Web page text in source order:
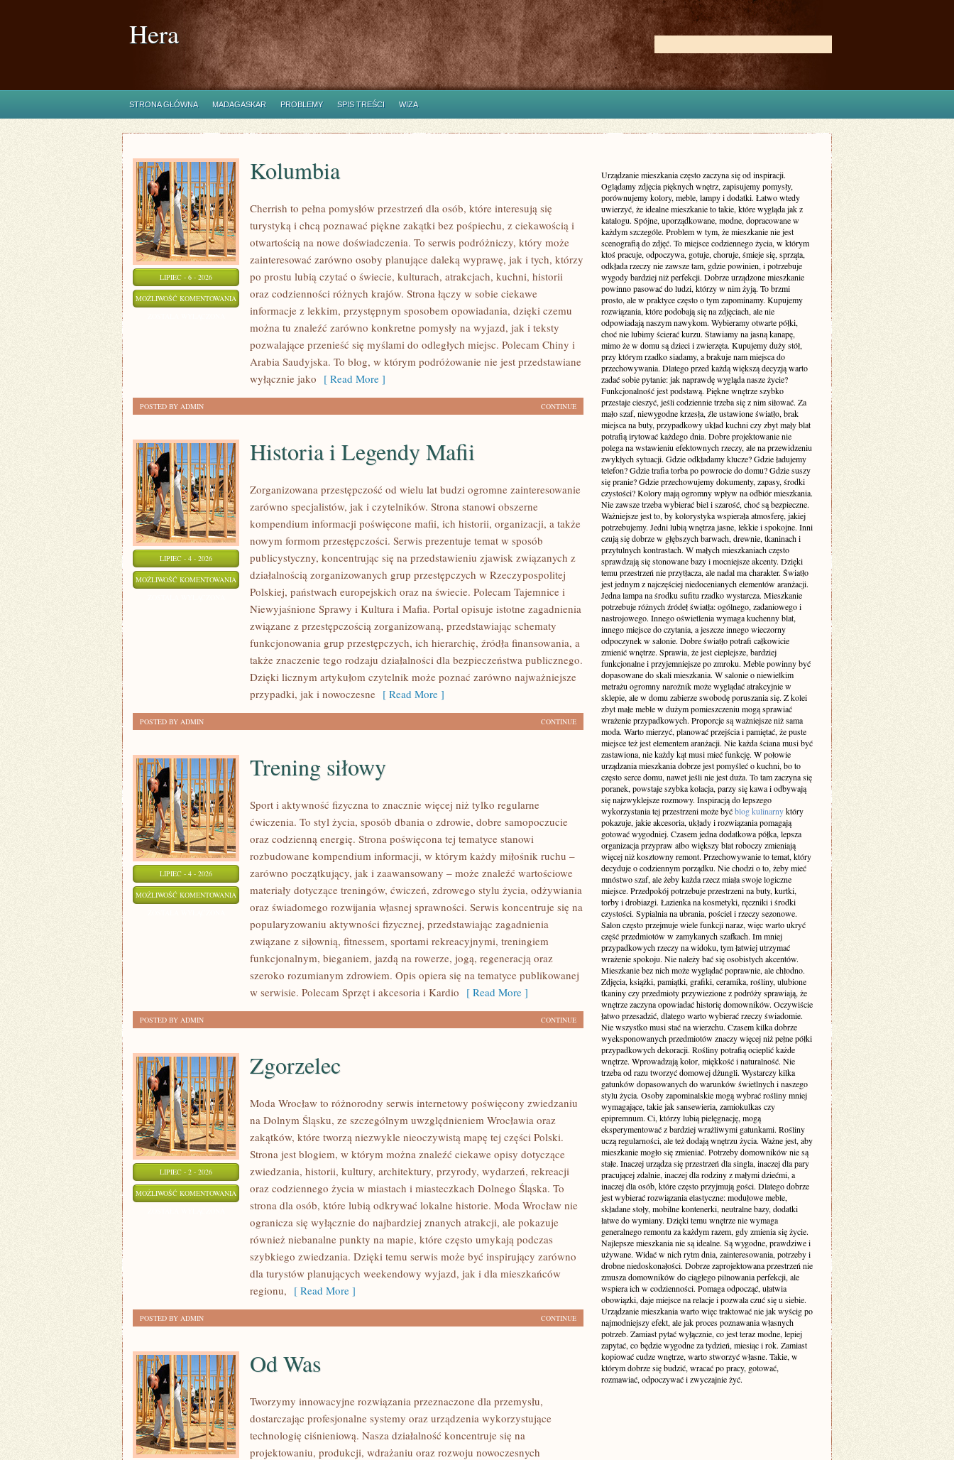
Hera
STRONA GŁÓWNA MADAGASKAR PROBLEMY SPIS TREŚCI WIZA
LIPIEC - 6 - 2026
MOŻLIWOŚĆ KOMENTOWANIA KOLUMBIA
Kolumbia
Cherrish to pełna pomysłów przestrzeń dla osób, które interesują się
turystyką i chcą poznawać piękne zakątki bez pośpiechu, z ciekawością i
otwartością na nowe doświadczenia. To serwis podróżniczy, który może
zainteresować zarówno osoby planujące daleką wyprawę, jak i tych, którzy
po prostu lubią czytać o świecie, kulturach, atrakcjach, kuchni, historii
oraz codzienności różnych krajów. Strona łączy w sobie ciekawe
informacje z lekkim, przystępnym sposobem opowiadania, dzięki czemu
można tu znaleźć zarówno konkretne pomysły na wyjazd, jak i teksty
pozwalające przenieść się myślami do odległych miejsc. Polecam Chiny i
Arabia Saudyjska. To blog, w którym podróżowanie nie jest przedstawiane
wyłącznie jako [ Read More ]
CONTINUE
POSTED BY ADMIN
LIPIEC - 4 - 2026
MOŻLIWOŚĆ KOMENTOWANIA HISTORIA
LEGENDY
MAFII
Historia i Legendy Mafii
Zorganizowana przestępczość od wielu lat budzi ogromne zainteresowanie
zarówno specjalistów, jak i czytelników. Strona stanowi obszerne
kompendium informacji poświęcone mafii, ich historii, organizacji, a także
nowym formom przestępczości. Serwis prezentuje temat w sposób
publicystyczny, koncentrując się na przedstawieniu zjawisk związanych z
działalnością zorganizowanych grup przestępczych w Rzeczypospolitej
Polskiej, państwach europejskich oraz na świecie. Polecam Tajemnice i
Niewyjaśnione Sprawy i Kultura i Mafia. Portal opisuje istotne zagadnienia
związane z przestępczością zorganizowaną, przedstawiając schematy
funkcjonowania grup przestępczych, ich hierarchię, źródła finansowania, a
także znaczenie tego rodzaju działalności dla bezpieczeństwa publicznego.
Dzięki licznym artykułom czytelnik może poznać zarówno najważniejsze
przypadki, jak i nowoczesne [ Read More ]
CONTINUE
POSTED BY ADMIN
LIPIEC - 4 - 2026
MOŻLIWOŚĆ KOMENTOWANIA TRENING
SIŁOWY
Trening siłowy
Sport i aktywność fizyczna to znacznie więcej niż tylko regularne
ćwiczenia. To styl życia, sposób dbania o zdrowie, dobre samopoczucie
oraz codzienną energię. Strona poświęcona tej tematyce stanowi
rozbudowane kompendium informacji, w którym każdy miłośnik ruchu –
zarówno początkujący, jak i zaawansowany – może znaleźć wartościowe
materiały dotyczące treningów, ćwiczeń, zdrowego stylu życia, odżywiania
oraz świadomego rozwijania własnej sprawności. Serwis koncentruje się na
popularyzowaniu aktywności fizycznej, przedstawiając zagadnienia
związane z siłownią, fitnessem, sportami rekreacyjnymi, treningiem
funkcjonalnym, bieganiem, jazdą na rowerze, jogą, regeneracją oraz
szeroko rozumianym zdrowiem. Opis opiera się na tematyce publikowanej
w serwisie. Polecam Sprzęt i akcesoria i Kardio [ Read More ]
CONTINUE
POSTED BY ADMIN
LIPIEC - 2 - 2026
MOŻLIWOŚĆ KOMENTOWANIA ZGORZELEC
Zgorzelec
Moda Wrocław to różnorodny serwis internetowy poświęcony zwiedzaniu
na Dolnym Śląsku, ze szczególnym uwzględnieniem Wrocławia oraz
zakątków, które tworzą niezwykle nieoczywistą mapę tej części Polski.
Strona jest blogiem, w którym można znaleźć ciekawe opisy dotyczące
zwiedzania, historii, kultury, architektury, przyrody, wydarzeń, rekreacji
oraz codziennego życia w miastach i miasteczkach Dolnego Śląska. To
strona dla osób, które lubią odkrywać lokalne historie. Moda Wrocław nie
ogranicza się wyłącznie do najbardziej znanych atrakcji, ale pokazuje
również niebanalne punkty na mapie, które często umykają podczas
szybkiego zwiedzania. Dzięki temu serwis może być inspirujący zarówno
dla turystów planujących weekendowy wyjazd, jak i dla mieszkańców
regionu, [ Read More ]
CONTINUE
POSTED BY ADMIN
Od Was
Tworzymy innowacyjne rozwiązania przeznaczone dla przemysłu,
dostarczając profesjonalne systemy oraz urządzenia wykorzystujące
technologię ciśnieniową. Nasza działalność koncentruje się na
projektowaniu, produkcji, wdrażaniu oraz rozwoju nowoczesnych
Urządzanie mieszkania często zaczyna się od inspiracji.
Oglądamy zdjęcia pięknych wnętrz, zapisujemy pomysły,
porównujemy kolory, meble, lampy i dodatki. Łatwo wtedy
uwierzyć, że idealne mieszkanie to takie, które wygląda jak z
katalogu. Spójne, uporządkowane, modne, dopracowane w
każdym szczególe. Problem w tym, że mieszkanie nie jest
scenografią do zdjęć. To miejsce codziennego życia, w którym
ktoś pracuje, odpoczywa, gotuje, choruje, śmieje się, sprząta,
odkłada rzeczy nie zawsze tam, gdzie powinien, i potrzebuje
wygody bardziej niż perfekcji. Dobrze urządzone mieszkanie
powinno pasować do ludzi, którzy w nim żyją. To brzmi
prosto, ale w praktyce często o tym zapominamy. Kupujemy
rozwiązania, które podobają się na zdjęciach, ale nie
odpowiadają naszym nawykom. Wybieramy otwarte półki,
choć nie lubimy ścierać kurzu. Stawiamy na jasną kanapę,
mimo że w domu są dzieci i zwierzęta. Kupujemy duży stół,
przy którym rzadko siadamy, a brakuje nam miejsca do
przechowywania. Dlatego przed każdą większą decyzją warto
zadać sobie pytanie: jak naprawdę wygląda nasze życie?
Funkcjonalność jest podstawą. Piękne wnętrze szybko
przestaje cieszyć, jeśli codziennie trzeba się z nim siłować. Za
mało szaf, niewygodne krzesła, źle ustawione światło, brak
miejsca na buty, przypadkowy układ kuchni czy zbyt mały blat
potrafią irytować każdego dnia. Dobre projektowanie nie
polega na wstawieniu efektownych rzeczy, ale na przewidzeniu
zwykłych sytuacji. Gdzie odkładamy klucze? Gdzie ładujemy
telefon? Gdzie trafia torba po powrocie do domu? Gdzie suszy
się pranie? Gdzie przechowujemy dokumenty, zapasy, środki
czystości? Kolory mają ogromny wpływ na odbiór mieszkania.
Nie zawsze trzeba wybierać biel i szarość, choć są bezpieczne.
Ważniejsze jest to, by kolorystyka wspierała atmosferę, jakiej
potrzebujemy. Jedni lubią wnętrza jasne, lekkie i spokojne. Inni
czują się dobrze w głębszych barwach, drewnie, tkaninach i
przytulnych kontrastach. W małych mieszkaniach często
sprawdzają się stonowane bazy i mocniejsze akcenty. Dzięki
temu przestrzeń nie przytłacza, ale nadal ma charakter. Światło
jest jednym z najczęściej niedocenianych elementów aranżacji.
Jedna lampa na środku sufitu rzadko wystarcza. Mieszkanie
potrzebuje różnych źródeł światła: ogólnego, zadaniowego i
nastrojowego. Innego oświetlenia wymaga kuchenny blat,
innego miejsce do czytania, a jeszcze innego wieczorny
odpoczynek w salonie. Dobre światło potrafi całkowicie
zmienić wnętrze. Sprawia, że jest cieplejsze, bardziej
funkcjonalne i przyjemniejsze po zmroku. Meble powinny być
dopasowane do skali mieszkania. W salonie o niewielkim
metrażu ogromny narożnik może wyglądać atrakcyjnie w
sklepie, ale w domu zabierze swobodę poruszania się. Z kolei
zbyt małe meble w dużym pomieszczeniu mogą sprawiać
wrażenie przypadkowych. Proporcje są ważniejsze niż sama
moda. Warto mierzyć, planować przejścia i pamiętać, że puste
miejsce też jest elementem aranżacji. Nie każda ściana musi być
zastawiona, nie każdy kąt musi mieć funkcję. W połowie
urządzania mieszkania dobrze jest pomyśleć o kuchni, bo to
często serce domu, nawet jeśli nie jest duża. To tam zaczyna się
poranek, powstaje szybka kolacja, parzy się kawa i odbywają
się najzwyklejsze rozmowy. Inspiracją do lepszego
wykorzystania tej przestrzeni może byćblog kulinarnyktóry
pokazuje, jakie akcesoria, układy i rozwiązania pomagają
gotować wygodniej. Czasem jedna dodatkowa półka, lepsza
organizacja przypraw albo większy blat roboczy zmieniają
więcej niż kosztowny remont. Przechowywanie to temat, który
decyduje o codziennym porządku. Nie chodzi o to, żeby mieć
mnóstwo szaf, ale żeby każda rzecz miała swoje logiczne
miejsce. Przedpokój potrzebuje przestrzeni na buty, kurtki,
torby i drobiazgi. Łazienka na kosmetyki, ręczniki i środki
czystości. Sypialnia na ubrania, pościel i rzeczy sezonowe.
Salon często przejmuje wiele funkcji naraz, więc warto ukryć
część przedmiotów w zamykanych szafkach. Im mniej
przypadkowych rzeczy na widoku, tym łatwiej utrzymać
wrażenie spokoju. Nie należy bać się osobistych akcentów.
Mieszkanie bez nich może wyglądać poprawnie, ale chłodno.
Zdjęcia, książki, pamiątki, grafiki, ceramika, rośliny, ulubione
tkaniny czy przedmioty przywiezione z podróży sprawiają, że
wnętrze zaczyna opowiadać historię domowników. Oczywiście
łatwo przesadzić, dlatego warto wybierać rzeczy świadomie.
Nie wszystko musi stać na wierzchu. Czasem kilka dobrze
wyeksponowanych przedmiotów znaczy więcej niż pełne półki
przypadkowych dekoracji. Rośliny potrafią ocieplić każde
wnętrze. Wprowadzają kolor, miękkość i naturalność. Nie
trzeba od razu tworzyć domowej dżungli. Wystarczy kilka
gatunków dopasowanych do warunków świetlnych i naszego
stylu życia. Osoby zapominalskie mogą wybrać rośliny mniej
wymagające, takie jak sansewieria, zamiokulkas czy
epipremnum. Ci, którzy lubią pielęgnację, mogą
eksperymentować z bardziej wrażliwymi gatunkami. Rośliny
uczą regularności, ale też dodają wnętrzu życia. Ważne jest, aby
mieszkanie mogło się zmieniać. Potrzeby domowników nie są
stałe. Inaczej urządza się przestrzeń dla singla, inaczej dla pary
pracującej zdalnie, inaczej dla rodziny z małymi dziećmi, a
inaczej dla osób, które często przyjmują gości. Dlatego dobrze
jest wybierać rozwiązania elastyczne: modułowe meble,
składane stoły, mobilne kontenerki, neutralne bazy, dodatki
łatwe do wymiany. Dzięki temu wnętrze nie wymaga
generalnego remontu za każdym razem, gdy zmienia się życie.
Najlepsze mieszkania nie są idealne. Są wygodne, prawdziwe i
używane. Widać w nich rytm dnia, zainteresowania, potrzeby i
drobne niedoskonałości. Dobrze zaprojektowana przestrzeń nie
zmusza domowników do ciągłego pilnowania perfekcji, ale
wspiera ich w codzienności. Pomaga odpocząć, ułatwia
obowiązki, daje miejsce na relacje i pozwala czuć się u siebie.
Urządzanie mieszkania warto więc traktować nie jak wyścig po
najmodniejszy efekt, ale jak proces poznawania własnych
potrzeb. Zamiast pytać wyłącznie, co jest teraz modne, lepiej
zapytać, co będzie wygodne za tydzień, miesiąc i rok. Zamiast
kopiować cudze wnętrze, warto stworzyć własne. Takie, w
którym dobrze się budzić, wracać po pracy, gotować,
rozmawiać, odpoczywać i zwyczajnie żyć.